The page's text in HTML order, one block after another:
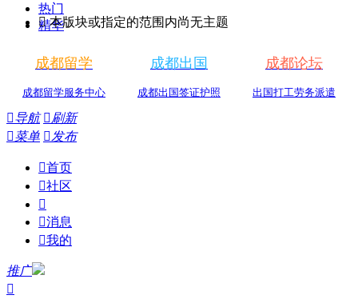
热门
精华
 本版块或指定的范围内尚无主题
成都留学
成都留学服务中心
成都出国
成都出国签证护照
成都论坛
出国打工劳务派遣
导航 刷新
菜单 发布
首页
社区

消息
我的
推广
